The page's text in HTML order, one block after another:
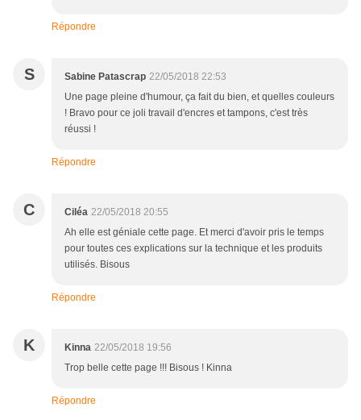
Répondre
S Sabine Patascrap 22/05/2018 22:53
Une page pleine d'humour, ça fait du bien, et quelles couleurs
! Bravo pour ce joli travail d'encres et tampons, c'est très
réussi !
Répondre
C Ciléa 22/05/2018 20:55
Ah elle est géniale cette page. Et merci d'avoir pris le temps
pour toutes ces explications sur la technique et les produits
utilisés. Bisous
Répondre
K Kinna 22/05/2018 19:56
Trop belle cette page !!! Bisous ! Kinna
Répondre